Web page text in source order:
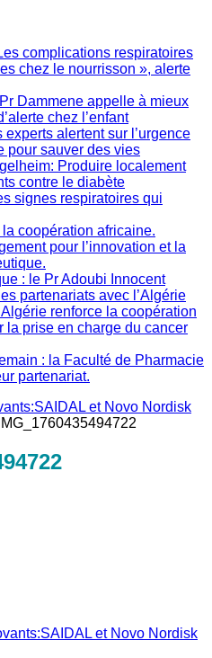
complications respiratoires
chez le nourrisson », alerte
Dammene appelle à mieux
chez l’enfant
alertent sur l’urgence
pour sauver des vies
Produire localement
contre le diabète
signes respiratoires qui
coopération africaine.
pour l’innovation et la
: le Pr Adoubi Innocent
partenariats avec l’Algérie
renforce la coopération
la prise en charge du cancer
: la Faculté de Pharmacie
partenariat.
et Novo Nordisk
et Novo Nordisk